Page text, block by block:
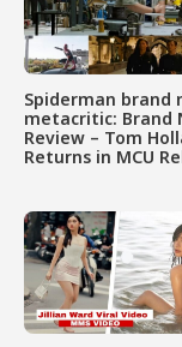
Spiderman brand
metacritic: Brand
Review – Tom
Returns in MCU